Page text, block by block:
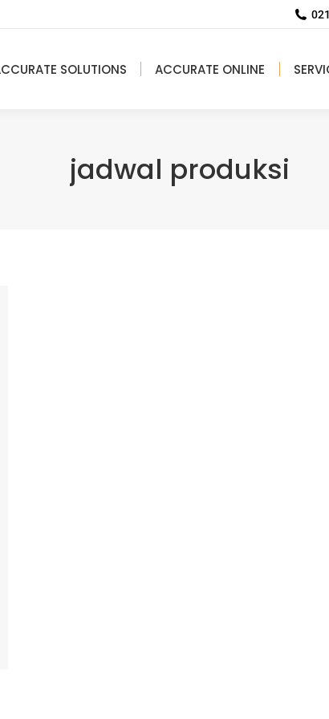
SOLUTIONS ACCURATE ONLINE
jadwal produksi